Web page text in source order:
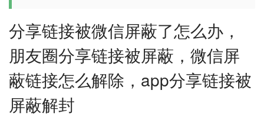
分享链接被微信屏蔽了怎么办，
朋友圈分享链接被屏蔽，微信屏
蔽链接怎么解除，app分享链接被
屏蔽解封